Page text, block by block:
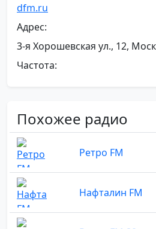
dfm.ru
Адрес:
3-я Хорошевская ул., 12,
Частота:
Похожее радио
Ретро FM
Нафталин FM